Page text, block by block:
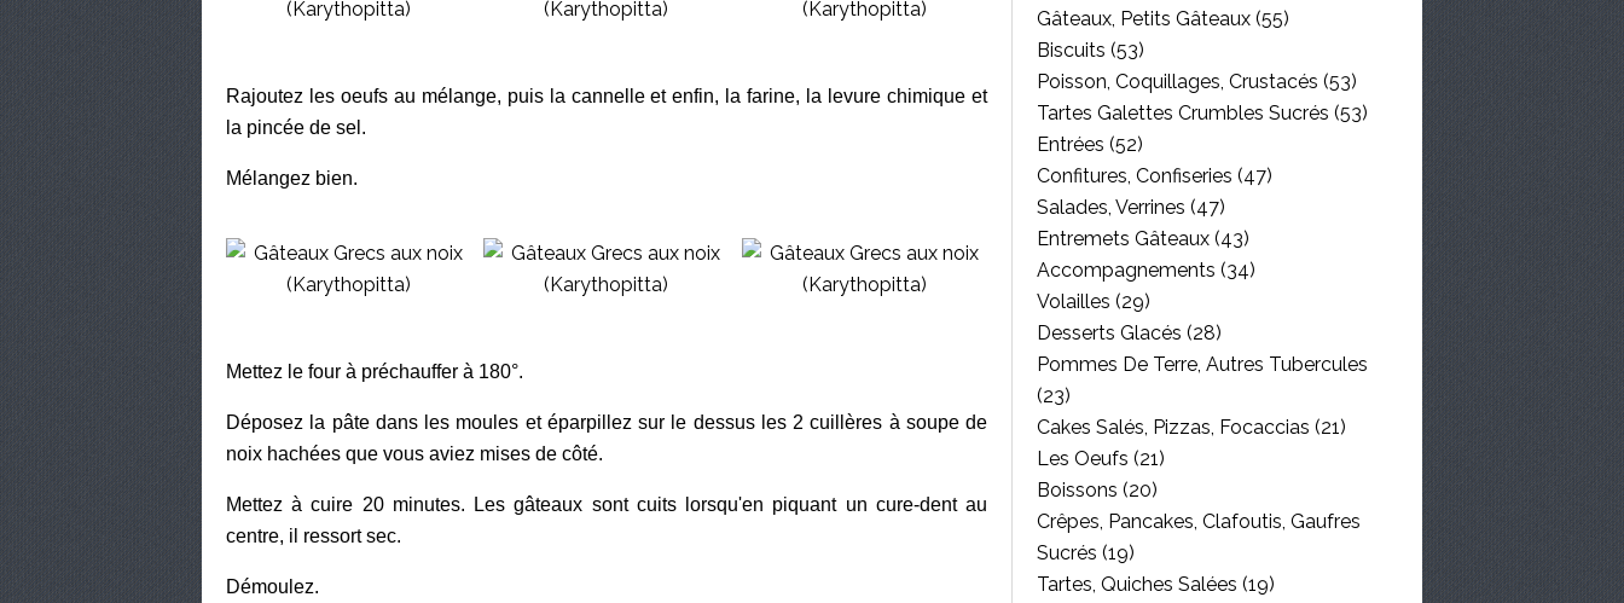
Rajoutez les oeufs au mélange, puis la cannelle et enfin, la farine, la levure chimique et
la pincée de sel.
Mélangez bien.
Mettez le four à préchauffer à 180°.
Déposez la pâte dans les moules et éparpillez sur le dessus les 2 cuillères à soupe de
noix hachées que vous aviez mises de côté.
Mettez à cuire 20 minutes. Les gâteaux sont cuits lorsqu'en piquant un cure-dent au
centre, il ressort sec.
Démoulez.
Gâteaux, Petits Gâteaux (55)
Biscuits (53)
Poisson, Coquillages, Crustacés (53)
Tartes Galettes Crumbles Sucrés (53)
Entrées (52)
Confitures, Confiseries (47)
Salades, Verrines (47)
Entremets Gâteaux (43)
Accompagnements (34)
Volailles (29)
Desserts Glacés (28)
Pommes De Terre, Autres Tubercules
(23)
Cakes Salés, Pizzas, Focaccias (21)
Les Oeufs (21)
Boissons (20)
Crêpes, Pancakes, Clafoutis, Gaufres
Sucrés (19)
Tartes, Quiches Salées (19)